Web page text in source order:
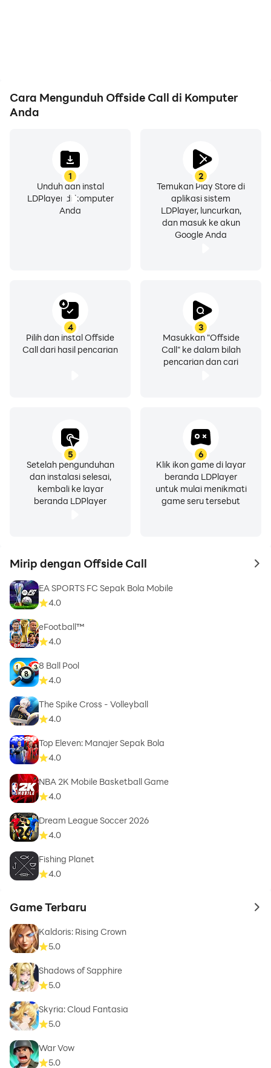
Cara Mengunduh Offside Call di Komputer
Anda
1
Unduh dan instal
LDPlayer di komputer
Anda
2
Temukan Play Store di
aplikasi sistem
LDPlayer, luncurkan,
dan masuk ke akun
Google Anda
3
Masukkan "Offside
Call" ke dalam bilah
pencarian dan cari
4
Pilih dan instal Offside
Call dari hasil pencarian
5
Setelah pengunduhan
dan instalasi selesai,
kembali ke layar
beranda LDPlayer
6
Klik ikon game di layar
beranda LDPlayer
untuk mulai menikmati
game seru tersebut
Mirip dengan Offside Call to
EA SPORTS FC Sepak Bola Mobile
4.0
eFootball™
4.0
8 Ball Pool
4.0
The Spike Cross - Volleyball
4.0
Top Eleven: Manajer Sepak Bola
4.0
NBA 2K Mobile Basketball Game
4.0
Dream League Soccer 2026
4.0
Fishing Planet
4.0
Game Terbaru to
Kaldoris: Rising Crown
5.0
Shadows of Sapphire
5.0
Skyria: Cloud Fantasia
5.0
War Vow
5.0